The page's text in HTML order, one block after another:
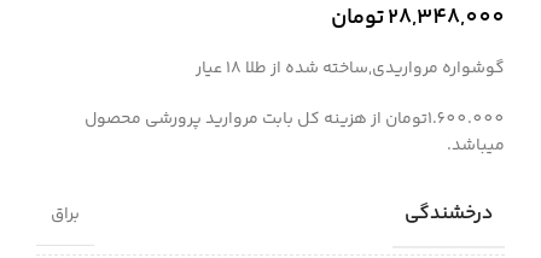
28,348,000تومان
گوشواره مرواریدی,ساخته شده از طلا 18 عیار
1.600.000تومان از هزینه کل بابت مروارید پرورشی محصول
میباشد.
درخشندگی براق